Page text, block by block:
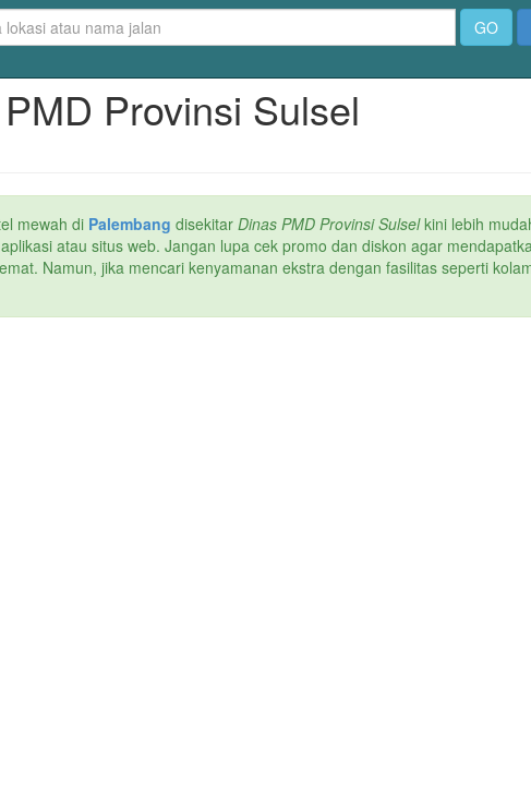
GO
Provinsi Sulsel
mewah di Palembang disekitar Dinas PMD Provinsi Sulselkini lebih
atau situs web. Jangan lupa cek promo dan diskon agar
Namun, jika mencari kenyamanan ekstra dengan fasilitas seperti